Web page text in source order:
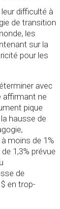
difficulté à
de transition
les
sur la
pour les
avec
affirmant ne
pique
hausse de
moins de 1%
1,3% prévue
de
en trop-